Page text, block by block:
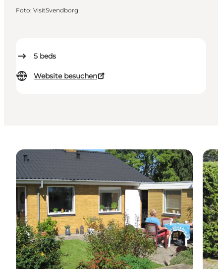
5 beds
Website besuchen
Foto: VisitSvendborg